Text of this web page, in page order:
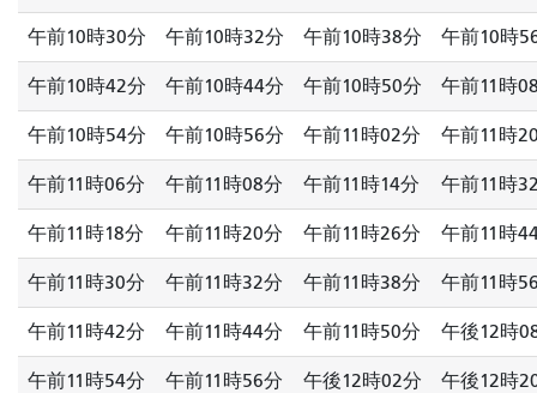
午前10時30分 午前10時32分 午前10時38分 午前10時
午前10時42分 午前10時44分 午前10時50分 午前11時
午前10時54分 午前10時56分 午前11時02分 午前11時
午前11時06分 午前11時08分 午前11時14分 午前11時
午前11時18分 午前11時20分 午前11時26分 午前11時
午前11時30分 午前11時32分 午前11時38分 午前11時
午前11時42分 午前11時44分 午前11時50分 午後12時
午前11時54分 午前11時56分 午後12時02分 午後12時